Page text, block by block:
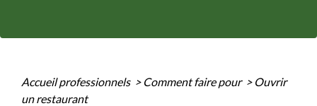
Accueil professionnels > Comment faire pour > Ouvrir
un restaurant